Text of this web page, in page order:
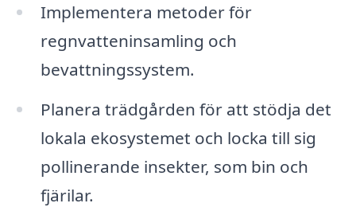
Implementera metoder för
regnvatteninsamling och
bevattningssystem.
Planera trädgården för att stödja det
lokala ekosystemet och locka till sig
pollinerande insekter, som bin och
fjärilar.